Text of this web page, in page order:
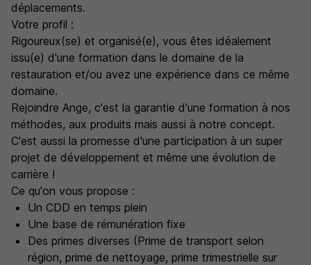
déplacements.
Votre profil :
Rigoureux(se) et organisé(e), vous êtes idéalement
issu(e) d'une formation dans le domaine de la
restauration et/ou avez une expérience dans ce même
domaine.
Rejoindre Ange, c'est la garantie d'une formation à nos
méthodes, aux produits mais aussi à notre concept.
C'est aussi la promesse d'une participation à un super
projet de développement et même une évolution de
carrière !
Ce qu'on vous propose :
Un CDD en temps plein
Une base de rémunération fixe
Des primes diverses (Prime de transport selon
région, prime de nettoyage, prime trimestrielle sur